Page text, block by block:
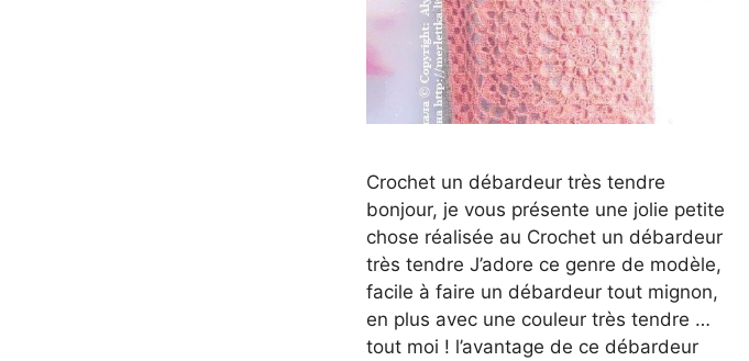
Crochet un débardeur très tendre
bonjour, je vous présente une jolie petite
chose réalisée au Crochet un débardeur
très tendre J’adore ce genre de modèle,
facile à faire un débardeur tout mignon,
en plus avec une couleur très tendre …
tout moi ! l’avantage de ce débardeur